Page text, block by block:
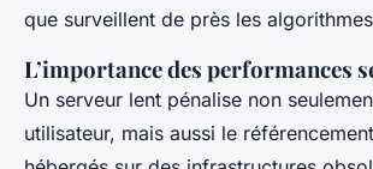
que surveillent de près les
L’importance des performances
Un serveur lent pénalise non
utilisateur, mais aussi le